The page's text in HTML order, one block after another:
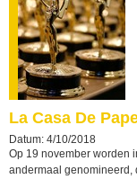
La Casa De
Datum: 4/10/2018
Op 19 november worden
andermaal genomineerd,